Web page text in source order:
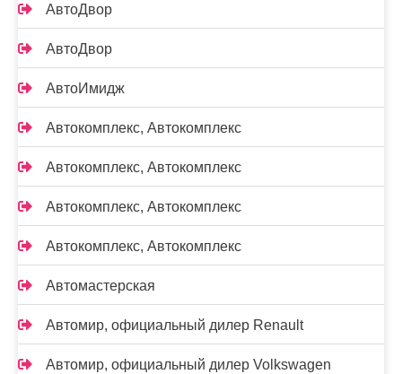
АвтоДвор
АвтоДвор
АвтоИмидж
Автокомплекс, Автокомплекс
Автокомплекс, Автокомплекс
Автокомплекс, Автокомплекс
Автокомплекс, Автокомплекс
Автомастерская
Автомир, официальный дилер Renault
Автомир, официальный дилер Volkswagen